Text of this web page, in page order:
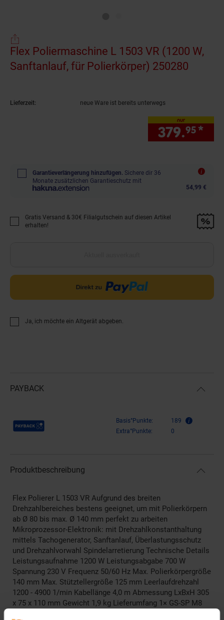
Flex Poliermaschine L 1503 VR (1200 W,
Sanftanlauf, für Polierkörper) 250280
Lieferzeit: neue Ware ist bereits unterwegs
nur
379.95 *
Garantieverlängerung hinzufügen. Sichere dir 36
Monate zusätzlichen Garantieschutz mit
54,99 €
Promotion "Gratis Versand &amp; 30€ Filialgutschein auf diesen Artikel
Gratis Versand & 30€ Filialgutschein auf diesen Artikel
erhalten!
Ja, ich möchte ein Altgerät abgeben.
PAYBACK
Payback Punkte Basis°Punkte:
189
Extra°Punkte:
0
Produktbeschreibung
Flex Polierer L 1503 VR Aufgrund des breiten
Drehzahlbereiches bestens geeignet, um mit Polierkörpern
ab Ø 80 bis max. Ø 140 mm perfekt zu arbeiten
Mikroprozessor-Elektronik: mit Drehzahlkonstanthaltung
mittels Tachogenerator, Sanftanlauf, Überlastungsschutz
und Drehzahlvorwahl Spindelarretierung Technische Details
Leistungsaufnahme 1200 W Leistungsabgabe 700 W
Spannung 230 V Frequenz 50/60 Hz Max. Polierkörpergröße
140 mm Max. Stütztellergröße 125 mm Leerlaufdrehzahl
1200 - 4900 1/min Kabellänge 4,0 m Abmessung LxBxH 305
x 75 x 110 mm Gewicht 1,9 kg Lieferumfang 1× GS-SP M8